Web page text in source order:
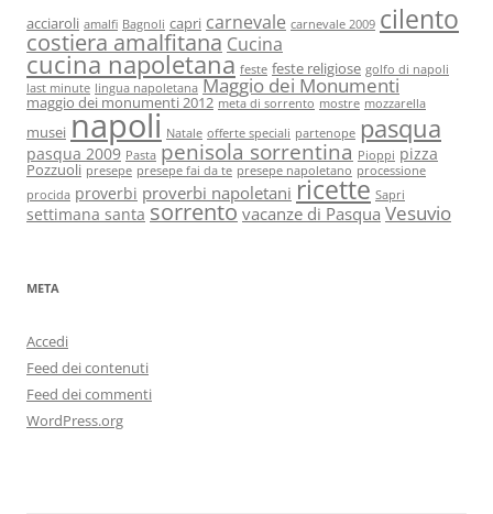
acciaroli amalfi Bagnoli capri carnevale carnevale 2009 cilento
costiera amalfitana Cucina
cucina napoletana feste feste religiose golfo di napoli
last minute lingua napoletana Maggio dei Monumenti
maggio dei monumenti 2012 meta di sorrento mostre mozzarella
musei napoli Natale offerte speciali partenope pasqua
pasqua 2009 Pasta penisola sorrentina Pioppi pizza
Pozzuoli presepe presepe fai da te presepe napoletano processione
procida proverbi proverbi napoletani ricette Sapri
settimana santa sorrento vacanze di Pasqua Vesuvio
META
Accedi
Feed dei contenuti
Feed dei commenti
WordPress.org